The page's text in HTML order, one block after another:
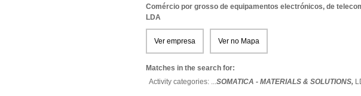
Comércio por grosso de equipamentos electrónicos, de
LDA
Ver empresa Ver no Mapa
Matches in the search for:
Activity categories: ...SOMATICA - MATERIALS & SOLUTIONS,